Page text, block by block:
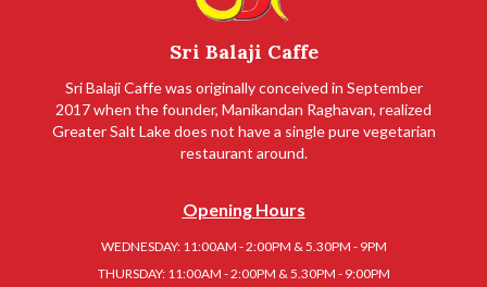
Sri Balaji Caffe
Sri Balaji Caffe was originally conceived in September
2017 when the founder, Manikandan Raghavan, realized
Greater Salt Lake does not have a single pure vegetarian
restaurant around.
Opening Hours
WEDNESDAY: 11:00AM - 2:00PM & 5.30PM - 9PM
THURSDAY: 11:00AM - 2:00PM & 5.30PM - 9:00PM